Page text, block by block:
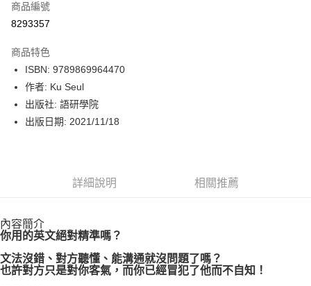
信用卡一次付款
LINE Pay
Apple Pay
街口支付
博客來商品配送方式
每筆NT$80，滿NT$1,000(含以上)免運費
商品編號
8293357
商品特色
ISBN: 9789869964470
作者: Ku Seul
出版社: 語研學院
出版日期: 2021/11/18
詳細說明 相關推薦
內容簡介
你用的英文絕對精準嗎？
文法沒錯、對方聽懂、能溝通就沒問題了嗎？
也許對方只是對你客氣，而你已經冒犯了他而不自知！